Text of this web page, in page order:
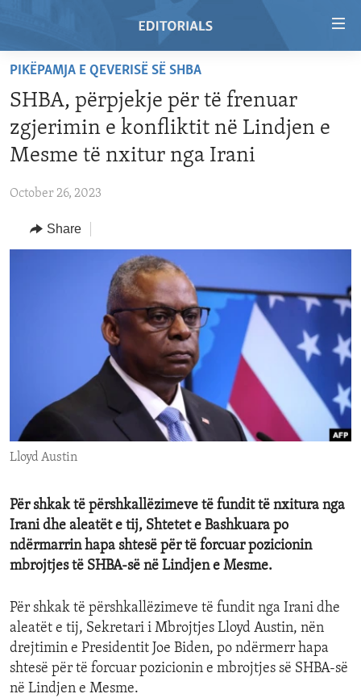
Skip
main
content
Skip
to
main
to
RADIO
AFRICA
AMERICAS
MIDDLE EAST
TOPICS
HUMAN RIGHTS
SECURITY AND DEFENSE
AID AND DEVELOPMENT
DEMOCRACY AND GOVERNANCE
ECONOMY AND TRADE
ENVIRONMENT AND HEALTH
IDEALS AND INSTITUTIONS
ARCHIVE
PIKËPAMJA E QEVERISË SË SHBA
SHBA, përpjekje për të frenuar
zgjerimin e konfliktit në Lindjen e
Mesme të nxitur nga Irani
October 26, 2023
Share
Lloyd Austin
Për shkak të përshkallëzimeve të fundit të nxitura nga
Irani dhe aleatët e tij, Shtetet e Bashkuara po
ndërmarrin hapa shtesë për të forcuar pozicionin
mbrojtjes të SHBA-së në Lindjen e Mesme.
Për shkak të përshkallëzimeve të fundit nga Irani dhe
aleatët e tij, Sekretari i Mbrojtjes Lloyd Austin, nën
drejtimin e Presidentit Joe Biden, po ndërmerr hapa
shtesë për të forcuar pozicionin e mbrojtjes së SHBA-së
në Lindjen e Mesme.